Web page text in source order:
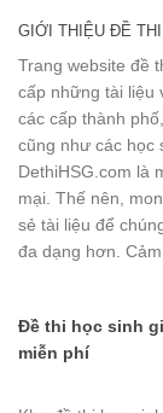
GIỚI THIỆU ĐỀ THI
Trang website đề
cấp những tài liệu
các cấp thành
cũng như các học
DethiHSG.com là
mại. Thế nên,
sẻ tài liệu để
đa dạng hơn. Cảm
Đề thi học sinh
miễn phí